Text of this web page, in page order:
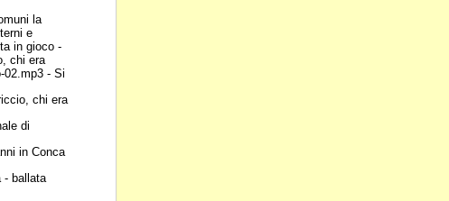
la
e
in gioco -
chi era
02.mp3 - Si
chi era
di
in Conca
- ballata